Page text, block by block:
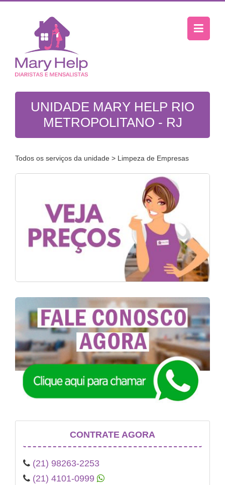
UNIDADE MARY HELP RIO
METROPOLITANO - RJ
Todos os serviços da unidade > Limpeza de Empresas
CONTRATE AGORA
(21) 98263-2253
(21) 4101-0999